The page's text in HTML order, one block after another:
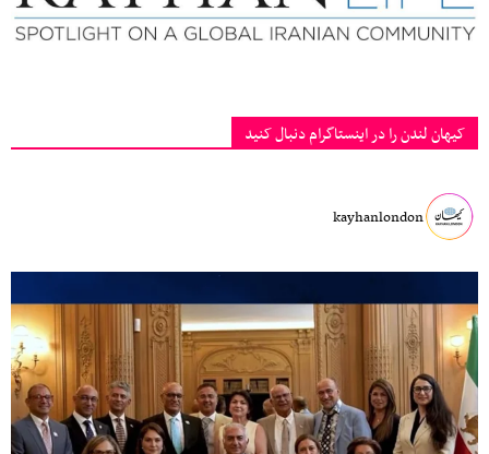
کیهان لندن را در اینستاگرام دنبال کنید
kayhanlondon